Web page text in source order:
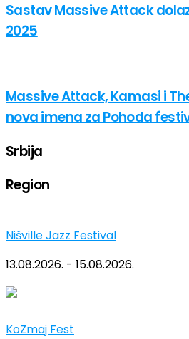
Sastav Massive Attack
2025
Massive Attack, Kamasi i
nova imena za Pohoda
Srbija
Region
Nišville Jazz Festival
13.08.2026. - 15.08.2026.
KoZmaj Fest